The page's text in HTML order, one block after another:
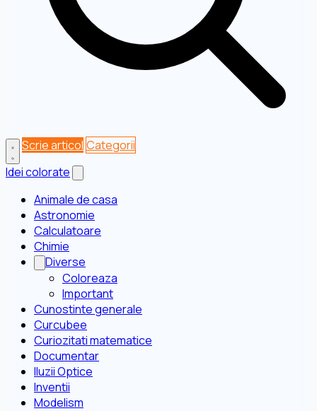
Scrie articol Categorii
Idei colorate
Animale de casa
Astronomie
Calculatoare
Chimie
Diverse
Coloreaza
Important
Cunostinte generale
Curcubee
Curiozitati matematice
Documentar
Iluzii Optice
Inventii
Modelism